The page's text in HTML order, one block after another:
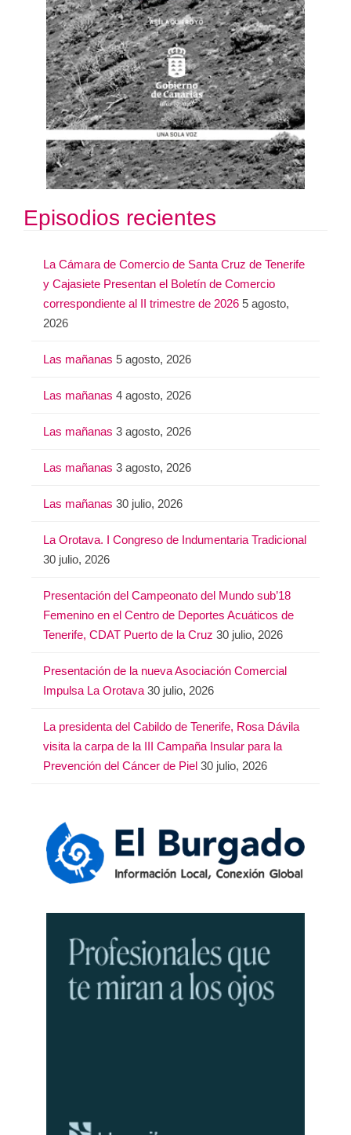
Episodios recientes
La Cámara de Comercio de Santa Cruz de Tenerife
y Cajasiete Presentan el Boletín de Comercio
correspondiente al II trimestre de 2026 5 agosto,
2026
Las mañanas 5 agosto, 2026
Las mañanas 4 agosto, 2026
Las mañanas 3 agosto, 2026
Las mañanas 3 agosto, 2026
Las mañanas 30 julio, 2026
La Orotava. I Congreso de Indumentaria Tradicional
30 julio, 2026
Presentación del Campeonato del Mundo sub’18
Femenino en el Centro de Deportes Acuáticos de
Tenerife, CDAT Puerto de la Cruz 30 julio, 2026
Presentación de la nueva Asociación Comercial
Impulsa La Orotava 30 julio, 2026
La presidenta del Cabildo de Tenerife, Rosa Dávila
visita la carpa de la III Campaña Insular para la
Prevención del Cáncer de Piel 30 julio, 2026